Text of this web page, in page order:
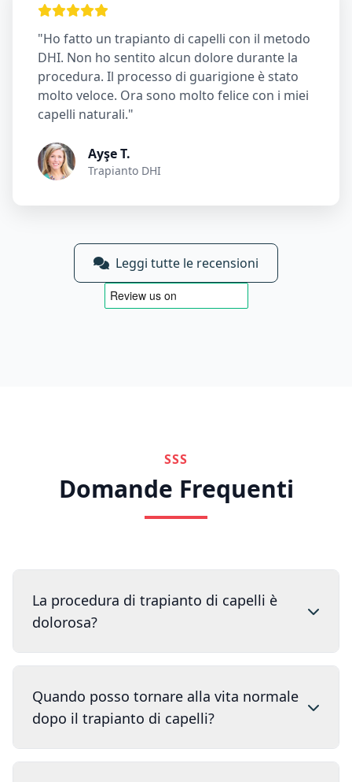
"Ho fatto un trapianto di capelli con il metodo
DHI. Non ho sentito alcun dolore durante la
procedura. Il processo di guarigione è stato
molto veloce. Ora sono molto felice con i miei
capelli naturali."
Ayşe T.
Trapianto DHI
Leggi tutte le recensioni
SSS
Domande Frequenti
La procedura di trapianto di capelli è
dolorosa?
Quando posso tornare alla vita normale
dopo il trapianto di capelli?